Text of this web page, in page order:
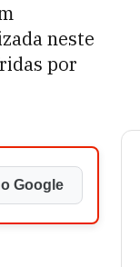
neste
por
Google